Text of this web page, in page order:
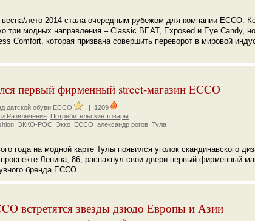
весна/лето 2014 стала очередным рубежом для компании ECCO.
три модных направления – Classic BEAT, Exposed и Eye Candy,
Comfort, которая призвана совершить переворот в мировой
первый фирменный street-магазин ECCO
датской обуви ECCO | 1209
Развлечения Потребительские товары
ЭККО-РОС Экко ECCO александр рогов Тула
года на модной карте Тулы появился уголок скандинавского
проспекте Ленина, 86, распахнул свои двери первый фирменный
бренда ЕССО.
встретятся звезды дзюдо Европы и Азии